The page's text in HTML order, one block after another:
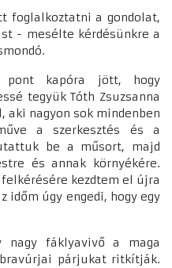
foglalkoztatni a gondolat,
- mesélte kérdésünkre a
kapóra jött, hogy
tegyük Tóth Zsuzsanna
aki nagyon sok mindenben
a szerkesztés és a
be a műsort, majd
és annak környékére.
kezdtem el újra
időm úgy engedi, hogy egy
fáklyavivő a maga
párjukat ritkítják.